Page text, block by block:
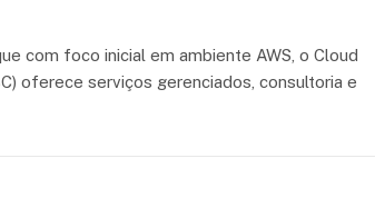
com foco inicial em ambiente AWS, o Cloud
oferece serviços gerenciados, consultoria e